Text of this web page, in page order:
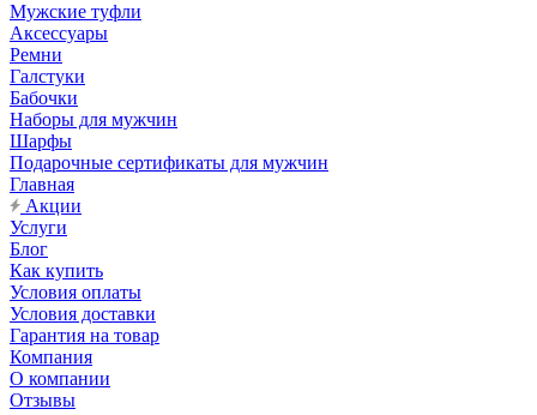
Мужские туфли
Аксессуары
Ремни
Галстуки
Бабочки
Наборы для мужчин
Шарфы
Подарочные сертификаты для мужчин
Главная
Акции
Услуги
Блог
Как купить
Условия оплаты
Условия доставки
Гарантия на товар
Компания
О компании
Отзывы